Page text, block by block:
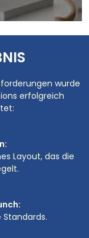
wurde
erfolgreich
Layout, das die